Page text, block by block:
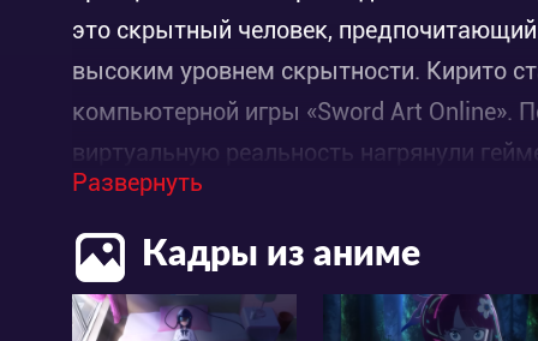
это скрытный человек,
высоким уровнем скрытности. Кирито
компьютерной игры «Sword Art Online».
виртуальную реальность нагрянули
момент всем стало ясно, что просто так
Кирито, который не растерялся и
преимущество по прокачиванию навыков
В итоге Кирито пришлось принимать
Развернуть
Кадры из аниме